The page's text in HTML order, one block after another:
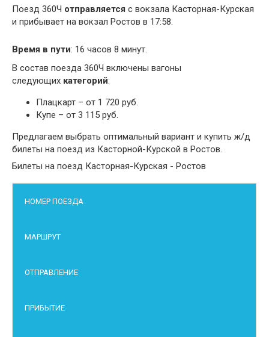
Поезд 360Ч отправляется с вокзала Касторная-Курская
и прибывает на вокзал Ростов в 17:58.
Время в пути: 16 часов 8 минут.
В состав поезда 360Ч включены вагоны
следующих категорий:
Плацкарт – от 1 720 руб.
Купе – от 3 115 руб.
Предлагаем выбрать оптимальный вариант и купить ж/д
билеты на поезд из Касторной-Курской в Ростов.
Билеты на поезд Касторная-Курская - Ростов
НОМЕР ПОЕЗДА
МАРШРУТ
ОТПРАВЛЕНИЕ
ПРИБЫТИЕ